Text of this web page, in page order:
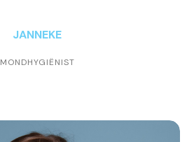
JANNEKE
MONDHYGIËNIST